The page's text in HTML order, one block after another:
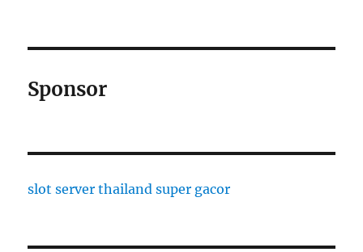
Sponsor
slot server thailand super gacor